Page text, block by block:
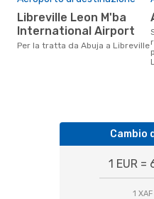
Libreville Leon M'ba
International Airport
Per la tratta da Abuja a Libreville
Secondo i
Cambio
1 EUR =
1